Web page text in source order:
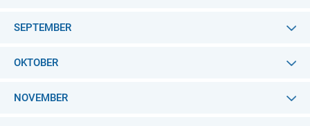
SEPTEMBER
OKTOBER
NOVEMBER